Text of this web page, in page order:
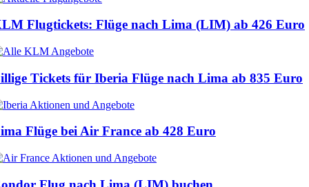
Flugtickets: Flüge nach Lima (LIM) ab 426 Euro
Tickets für Iberia Flüge nach Lima ab 835 Euro
Flüge bei Air France ab 428 Euro